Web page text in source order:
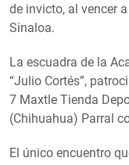
de invicto, al vencer
Sinaloa.
La escuadra de la
“Julio Cortés”,
7 Maxtle Tienda
(Chihuahua) Parral
El único encuentro